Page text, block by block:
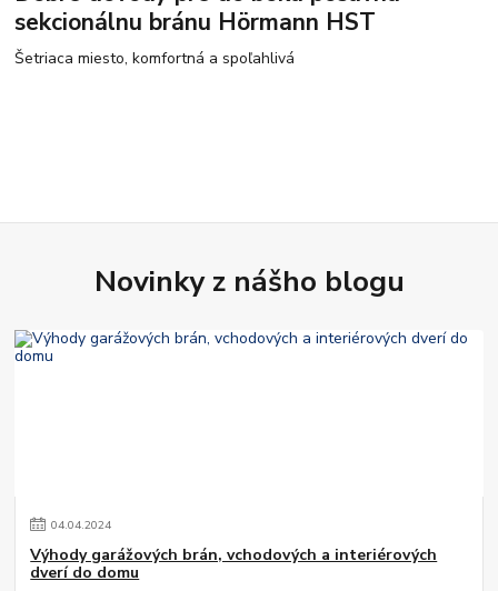
sekcionálnu bránu Hörmann HST
Šetriaca miesto, komfortná a spoľahlivá
Novinky z nášho blogu
04.04.2024
Výhody garážových brán, vchodových a interiérových
dverí do domu